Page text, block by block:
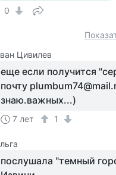
0
Цивилев
еще если получится
почту
знаю.важных...)
7 лет 1
послушала "темный